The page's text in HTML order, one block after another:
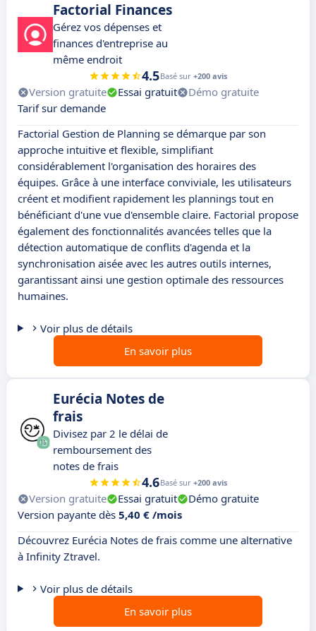
Factorial Finances
Gérez vos dépenses et
finances d'entreprise au
même endroit
4.5Basé sur +200 avis
Version gratuite Essai gratuit
Démo gratuite
Tarif sur demande
Factorial Gestion de Planning se démarque par son
approche intuitive et flexible, simplifiant
considérablement l'organisation des horaires des
équipes. Grâce à une interface conviviale, les utilisateurs
créent et modifient rapidement les plannings tout en
bénéficiant d'une vue d'ensemble claire. Factorial propose
également des fonctionnalités avancées telles que la
détection automatique de conflits d'agenda et la
synchronisation aisée avec les autres outils internes,
garantissant ainsi une gestion optimale des ressources
humaines.
Voir plus de détails
En savoir plus
Eurécia Notes de
frais
Divisez par 2 le délai de
remboursement des
notes de frais
4.6Basé sur +200 avis
Version gratuite Essai gratuit
Démo gratuite
Version payante dès 5,40 € /mois
Découvrez Eurécia Notes de frais comme une alternative
à Infinity Ztravel.
Voir plus de détails
En savoir plus